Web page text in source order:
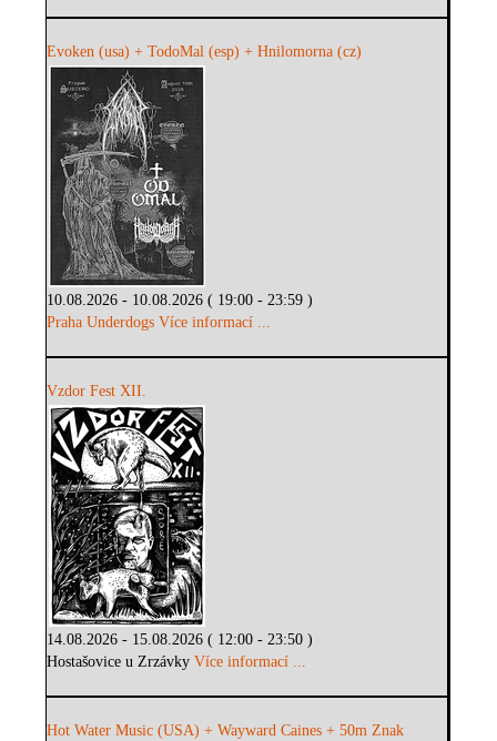
Evoken (usa) + TodoMal (esp) + Hnilomorna (cz)
10.08.2026 - 10.08.2026 ( 19:00 - 23:59 )
Praha Underdogs Více informací ...
Vzdor Fest XII.
14.08.2026 - 15.08.2026 ( 12:00 - 23:50 )
Hostašovice u ZrzávkyVíce informací ...
Hot Water Music (USA) + Wayward Caines + 50m Znak